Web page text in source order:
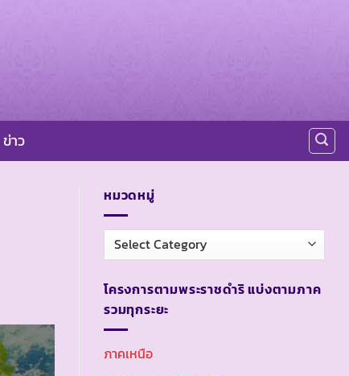
ข่าว
หมวดหมู่
หมวด
หมู่
โครงการตามพระราชดำริ แบ่งตามภาค
รวมทุกระยะ
ภาคเหนือ